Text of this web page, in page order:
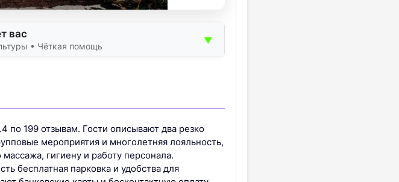
вас
• Чёткая помощь
▼
по 199 отзывам. Гости описывают два резко
мероприятия и многолетняя лояльность,
гигиену и работу персонала.
бесплатная парковка и удобства для